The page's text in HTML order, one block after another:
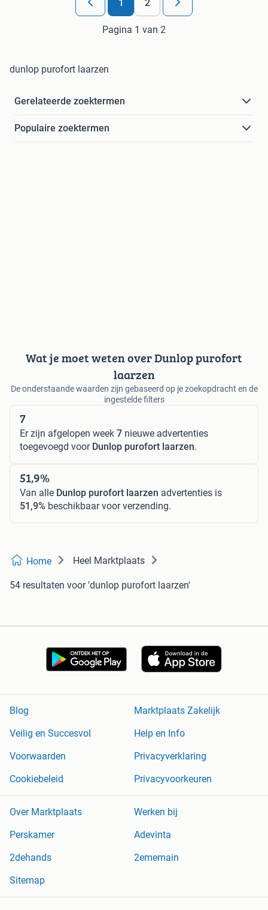
1 2
Pagina 1 van 2
dunlop purofort laarzen
Gerelateerde zoektermen
Populaire zoektermen
Wat je moet weten over Dunlop purofort
laarzen
De onderstaande waarden zijn gebaseerd op je zoekopdracht en de
ingestelde filters
7
Er zijn afgelopen week 7 nieuwe advertenties
toegevoegd voor Dunlop purofort laarzen.
51,9%
Van alle Dunlop purofort laarzen advertenties is
51,9% beschikbaar voor verzending.
Home Heel Marktplaats
54 resultaten voor 'dunlop purofort laarzen'
Blog
Marktplaats Zakelijk
Veilig en Succesvol
Help en Info
Voorwaarden
Privacyverklaring
Cookiebeleid
Privacyvoorkeuren
Over Marktplaats
Werken bij
Perskamer
Adevinta
2dehands
2ememain
Sitemap